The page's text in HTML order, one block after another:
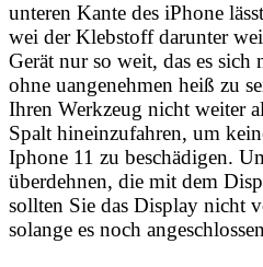
unteren Kante des iPhone
wei der Klebstoff darunter
Gerät nur so weit, das es sich
ohne uangenehmen heiß zu
Ihren Werkzeug nicht weiter
Spalt hineinzufahren, um
Iphone 11 zu beschädigen.
überdehnen, die mit dem
sollten Sie das Display nicht
solange es noch